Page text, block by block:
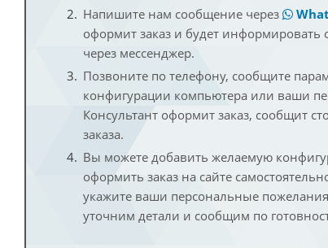
Напишите нам сообщение через
оформит заказ и будет информировать
через мессенджер.
Позвоните по телефону, сообщите
конфигурации компьютера или ваши
Консультант оформит заказ, сообщит
заказа.
Вы можете добавить желаемую
оформить заказ на сайте
укажите ваши персональные
уточним детали и сообщим по